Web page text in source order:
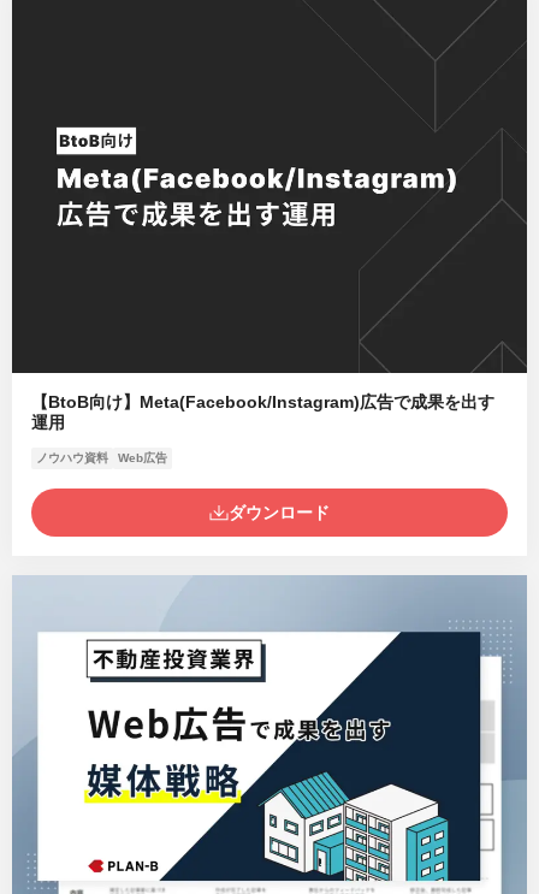
【BtoB向け】Meta(Facebook/Instagram)広告で成果を出す
運用
ノウハウ資料 Web広告
ダウンロード